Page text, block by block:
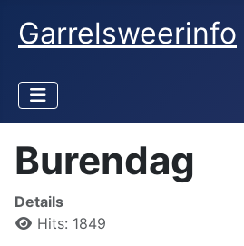
Garrelsweerinfo
Burendag
Details
Hits: 1849